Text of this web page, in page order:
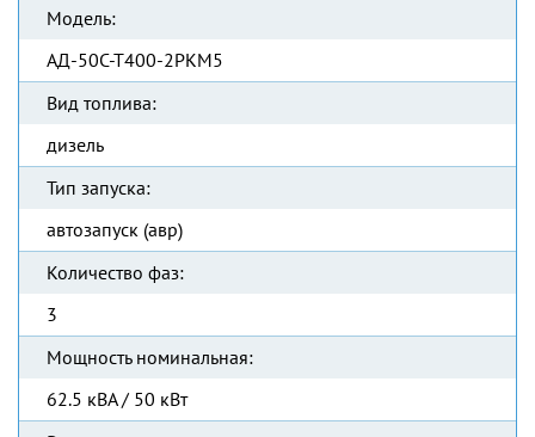
Модель:
АД-50С-Т400-2РКМ5
Вид топлива:
дизель
Тип запуска:
автозапуск (авр)
Количество фаз:
3
Мощность номинальная:
62.5 кВА / 50 кВт